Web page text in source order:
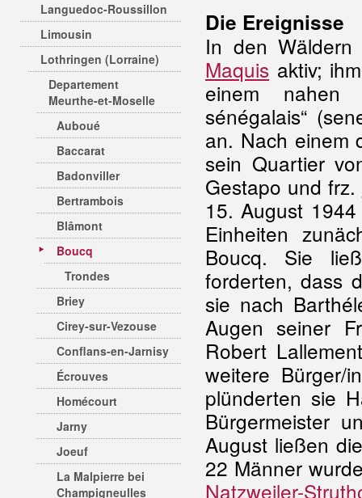
Languedoc-Roussillon
Limousin
Lothringen (Lorraine)
Departement
Meurthe-et-Moselle
Auboué
Baccarat
Badonviller
Bertrambois
Blâmont
Boucq
Trondes
Briey
Cirey-sur-Vezouse
Conflans-en-Jarnisy
Écrouves
Homécourt
Jarny
Joeuf
La Malpierre bei
Champigneulles
Die Ereignisse
In den
Maquis aktiv;
einem nahen
sénégalais“
an. Nach einem
sein Quartier
Gestapo und frz.
15. August
Einheiten
Boucq. Sie
forderten, dass
sie nach
Augen seiner
Robert
weitere Bürger/
plünderten sie
Bürgermeister
August ließen
22 Männer
Natzweiler-